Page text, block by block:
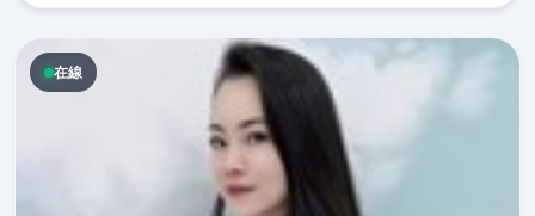
在線